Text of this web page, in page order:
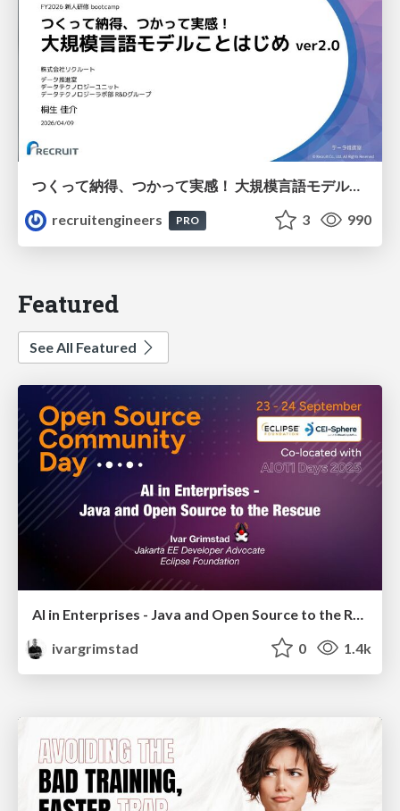
つくって納得、つかって実感！ 大規模言語モデルことはじめ ver2.0
recruitengineers
PRO 3 990
Featured
See All Featured
ivargrimstad
0 1.4k